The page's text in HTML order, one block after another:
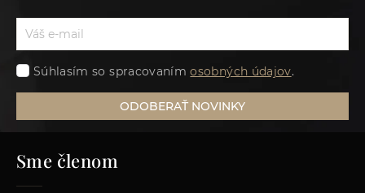
Súhlasím so spracovanímosobných údajov.
ODOBERAŤ NOVINKY
Sme členom